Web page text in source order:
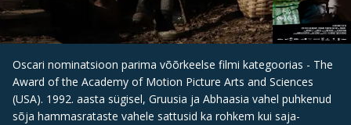
Oscari nominatsioon parima võõrkeelse filmi kategoorias - The
Award of the Academy of Motion Picture Arts and Sciences
(USA). 1992. aasta sügisel, Gruusia ja Abhaasia vahel puhkenud
sõja hammasrataste vahele sattusid ka rohkem kui saja-